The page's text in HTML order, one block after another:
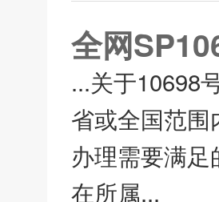
全网
...关于10698
省或全国范
办理需要满
在所属...